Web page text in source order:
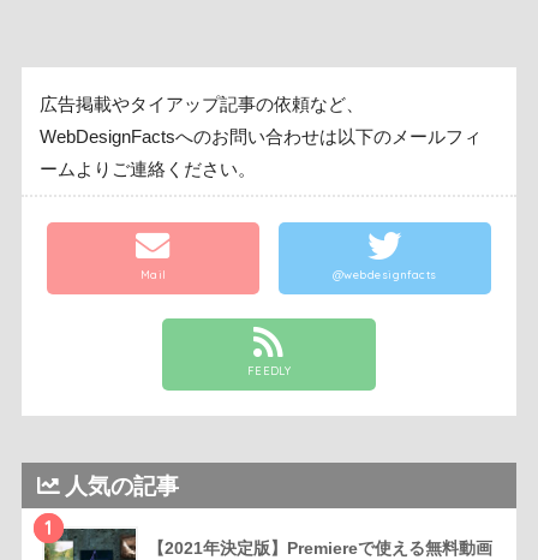
広告掲載やタイアップ記事の依頼など、
WebDesignFactsへのお問い合わせは以下のメールフィ
ームよりご連絡ください。
Mail @webdesignfacts
FEEDLY
人気の記事
1
【2021年決定版】Premiereで使える無料動画